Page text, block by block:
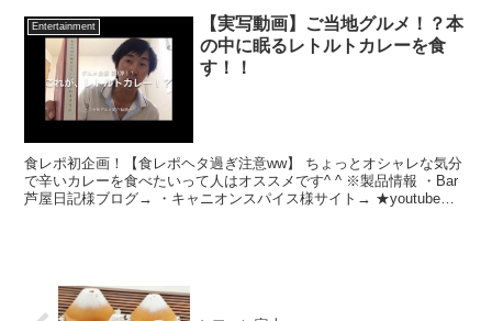
Entertainment
【実写動画】ご当地グルメ！？本
の中に眠るレトルトカレーを食
す！！
食レポ初企画！【食レポヘタ過ぎ注意ww】 ちょっとオシャレな気分
で辛いカレーを食べたいって人はオススメです^ ^ ※製品情報 ・Bar
芦屋日記様ブログ→ ・キャニオンスパイス様サイト→ ★youtubeチ